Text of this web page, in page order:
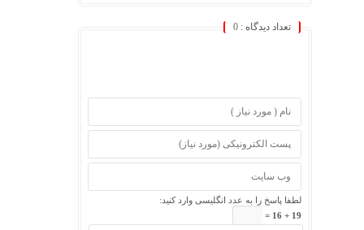
تعداد دیدگاه : 0
لطفا پاسخ را به عدد انگلیسی وارد کنید:
19 + 16 =